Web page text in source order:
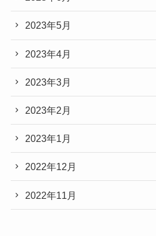
2023年5月
2023年4月
2023年3月
2023年2月
2023年1月
2022年12月
2022年11月